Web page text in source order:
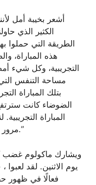
الكثير الذي
الطريقة التي حملوا
هذه المباراة،
التجريبية، وكل شيء
مساحة التنفس التي
بتلك المباراة
الضوضاء كانت
المباراة
مرور يوم واحد، فهذا أمر محبط للغاية.”
ويشارك ماكولوم غضب
يوم الاثنين. لقد
فعالًا في ظهور